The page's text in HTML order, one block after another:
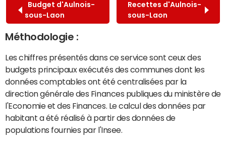
Budget d'Aulnois-
sous-Laon
Recettes d'Aulnois-
sous-Laon
Méthodologie :
Les chiffres présentés dans ce service sont ceux des
budgets principaux exécutés des communes dont les
données comptables ont été centralisées par la
direction générale des Finances publiques du ministère de
l'Economie et des Finances. Le calcul des données par
habitant a été réalisé à partir des données de
populations fournies par l'Insee.